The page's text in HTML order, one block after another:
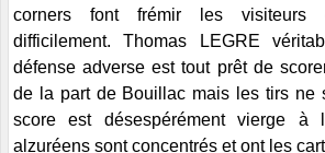
corners font frémir les visiteurs
difficilement. Thomas LEGRE
défense adverse est tout prêt de
de la part de Bouillac mais les tirs ne
score est désespérément vierge à
alzuréens sont concentrés et ont les